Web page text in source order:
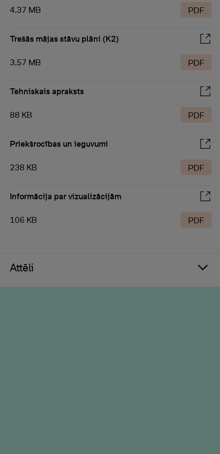
4.37 MB PDF
Trešās mājas stāvu plāni (K2)
3.57 MB PDF
Tehniskais apraksts
88 KB PDF
Priekšrocības un ieguvumi
238 KB PDF
Informācija par vizualizācijām
106 KB PDF
Attēli